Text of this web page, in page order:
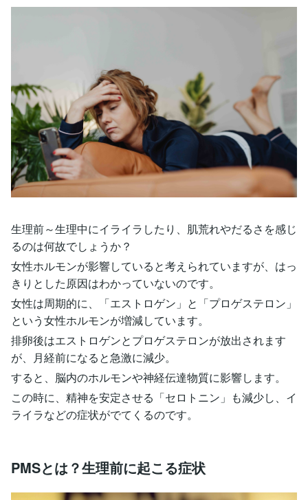
生理前～生理中にイライラしたり、肌荒れやだるさを感じ
るのは何故でしょうか？
女性ホルモンが影響していると考えられていますが、はっ
きりとした原因はわかっていないのです。
女性は周期的に、「エストロゲン」と「プロゲステロン」
という女性ホルモンが増減しています。
排卵後はエストロゲンとプロゲステロンが放出されます
が、月経前になると急激に減少。
すると、脳内のホルモンや神経伝達物質に影響します。
この時に、精神を安定させる「セロトニン」も減少し、イ
ライラなどの症状がでてくるのです。
PMSとは？生理前に起こる症状